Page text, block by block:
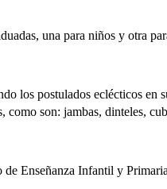
una para niños y otra
los postulados eclécticos en
como son: jambas, dinteles,
Enseñanza Infantil y